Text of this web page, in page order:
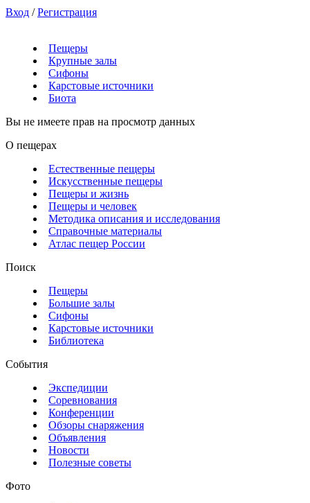
Вход / Регистрация
Пещеры
Крупные залы
Сифоны
Карстовые источники
Биота
Вы не имеете прав на просмотр данных
О пещерах
Естественные пещеры
Искусственные пещеры
Пещеры и жизнь
Пещеры и человек
Методика описания и исследования
Справочные материалы
Атлас пещер России
Поиск
Пещеры
Большие залы
Сифоны
Карстовые источники
Библиотека
События
Экспедиции
Соревнования
Конференции
Обзоры снаряжения
Объявления
Новости
Полезные советы
Фото